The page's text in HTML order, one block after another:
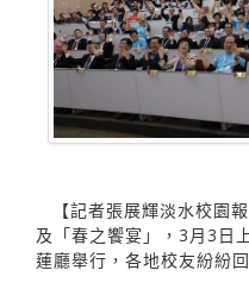
【記者張展輝淡水校園
及「春之饗宴」，3月3日
蓮廳舉行，各地校友紛紛